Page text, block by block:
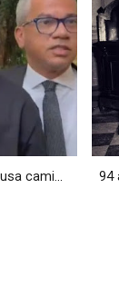
cami... 94